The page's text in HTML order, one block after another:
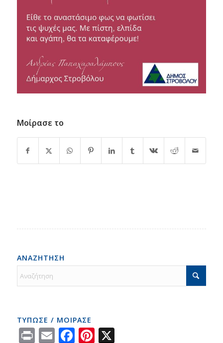
Μοίρασε το
ΑΝΑΖΗΤΗΣΗ
ΤΥΠΩΣΕ / ΜΟΙΡΑΣΕ
PrintEmailFacebook
Pinterest
X